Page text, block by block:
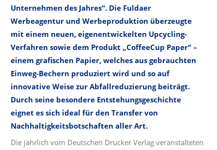
Unternehmen des Jahres“. Die Fuldaer
Werbeagentur und Werbeproduktion überzeugte
mit einem neuen, eigenentwickelten Upcycling-
Verfahren sowie dem Produkt „CoffeeCup Paper“ –
einem grafischen Papier, welches aus gebrauchten
Einweg-Bechern produziert wird und so auf
innovative Weise zur Abfallreduzierung beiträgt.
Durch seine besondere Entstehungsgeschichte
eignet es sich ideal für den Transfer von
Nachhaltigkeitsbotschaften aller Art.
Die jährlich vom Deutschen Drucker Verlag veranstalteten